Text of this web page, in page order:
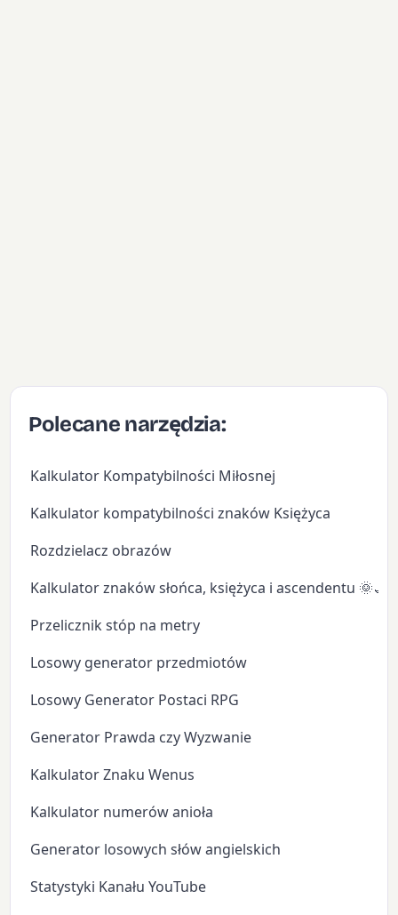
Polecane narzędzia:
Kalkulator Kompatybilności Miłosnej
Kalkulator kompatybilności znaków Księżyca
Rozdzielacz obrazów
Kalkulator znaków słońca, księżyca i ascendentu
Przelicznik stóp na metry
Losowy generator przedmiotów
Losowy Generator Postaci RPG
Generator Prawda czy Wyzwanie
Kalkulator Znaku Wenus
Kalkulator numerów anioła
Generator losowych słów angielskich
Statystyki Kanału YouTube